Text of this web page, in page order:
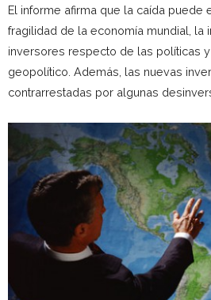
El informe afirma que la caída puede
fragilidad de la economía mundial, la
inversores respecto de las políticas
geopolítico. Además, las nuevas
contrarrestadas por algunas